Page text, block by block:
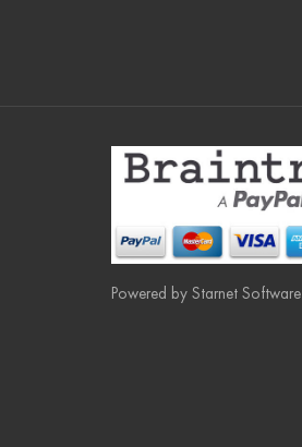
Powered by Starnet Software